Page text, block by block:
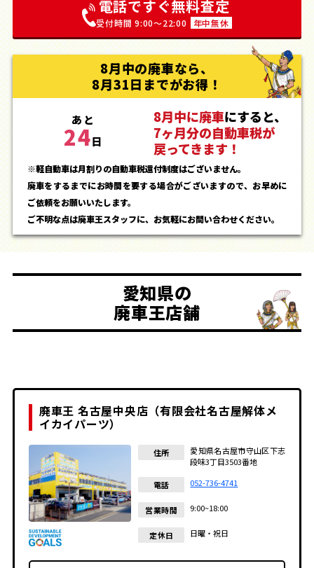
電話ですぐ無料査定
受付時間 9:00〜22:00 年中無休
8月中の廃車なら、
8月31日までがお得！
あと
24日
8月中に廃車にすると、
7ヶ月分の自動車税が
戻ってきます！
※軽自動車は月割りの自動車税還付制度はございません。
廃車をするまでにお時間を要する場合がございますので、お早めに
ご依頼をお願いいたします。
ご不明な点は廃車王スタッフに、お気軽にお問い合わせください。
愛知県の
廃車王店舗
廃車王 名古屋中央店（有限会社名古屋解体メ
イカイパーツ）
住所
愛知県名古屋市守山区下志
段味3丁目3503番地
電話 052-736-4741
営業時間 9:00~18:00
定休日 日曜・祝日